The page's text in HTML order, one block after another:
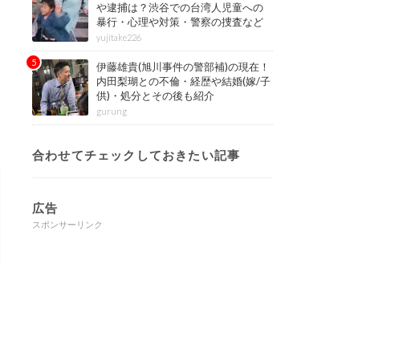
や逮捕は？渋谷での台湾人児童への
暴行・心理や対策・警察の捜査など
その後も紹介
yujitake226
伊藤雄貴(旭川事件の警部補)の現在！
内田梨瑚との不倫・経歴や結婚(嫁/子
供)・処分とその後も紹介
gurung
合わせてチェックしておきたい記事
広告
スポンサーリンク